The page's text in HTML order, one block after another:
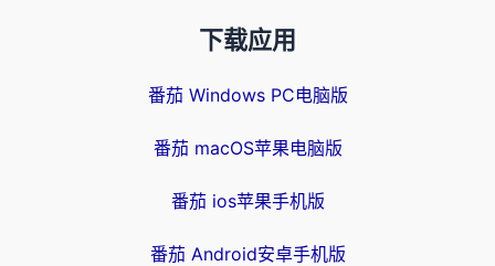
下载应用
番茄 Windows PC电脑版
番茄 macOS苹果电脑版
番茄 ios苹果手机版
番茄 Android安卓手机版